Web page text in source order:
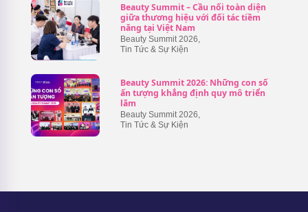
Beauty Summit – Cầu nối toàn diện
giữa thương hiệu với đối tác tiềm
năng tại Việt Nam
Beauty Summit 2026,
Tin Tức & Sự Kiện
Beauty Summit 2026: Những con số
ấn tượng khẳng định quy mô triển
lãm
Beauty Summit 2026,
Tin Tức & Sự Kiện